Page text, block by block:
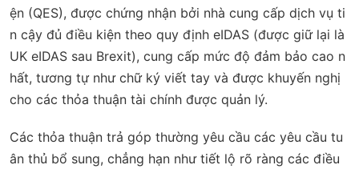
ện (QES), được chứng nhận bởi nhà cung cấp dịch vụ ti
n cậy đủ điều kiện theo quy định eIDAS (được giữ lại là
UK eIDAS sau Brexit), cung cấp mức độ đảm bảo cao n
hất, tương tự như chữ ký viết tay và được khuyến nghị
cho các thỏa thuận tài chính được quản lý.
Các thỏa thuận trả góp thường yêu cầu các yêu cầu tu
ân thủ bổ sung, chẳng hạn như tiết lộ rõ ràng các điều